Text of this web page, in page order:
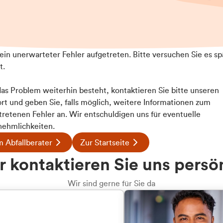
Details
Inhalte und Anzeigen zu personalisieren, Funktionen für
auf unsere Website zu analysieren. Außerdem geben wir
an unsere Partner für soziale Medien, Werbung und
möglicherweise mit weiteren Daten zusammen,
Ihrer Nutzung der Dienste gesammelt haben.
welcher
ein unerwarteter Fehler aufgetreten. Bitte versuchen Sie es
Problem weiterhin besteht, kontaktieren Sie bitte unseren
und geben Sie, falls möglich, weitere Informationen zum
Fehler an. Wir entschuldigen uns für eventuelle
Abfallberater Zur Startseite
kontaktieren Sie uns
Wir sind gerne für Sie da